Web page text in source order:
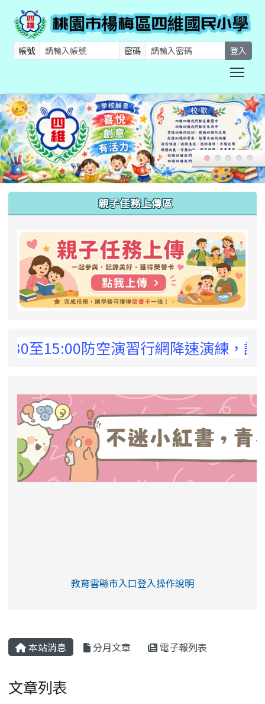
帳號 密碼 登入
親子任務上傳區
防空演習行網降速演練，請預為因
link to https://eliteracy.edu.tw/Shorts/
教育雲縣市入口登入操作說明
本站消息 分月文章 電子報列表
文章列表